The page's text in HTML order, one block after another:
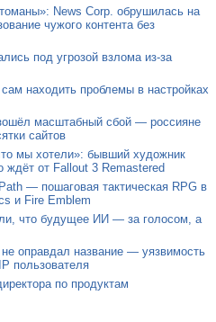
News Corp. обрушилась на
чужого контента без
под угрозой взлома из-за
находить проблемы в настройках
масштабный сбой — россияне
сайтов
мы хотели»: бывший художник
ждёт от Fallout 3 Remastered
— пошаговая тактическая RPG в
и Fire Emblem
что будущее ИИ — за голосом, а
оправдал название — уязвимость
пользователя
по продуктам